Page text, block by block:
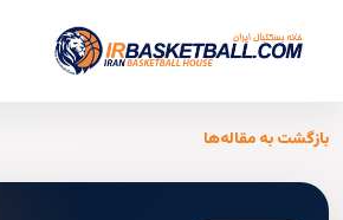
بازگشت به مقاله‌ها